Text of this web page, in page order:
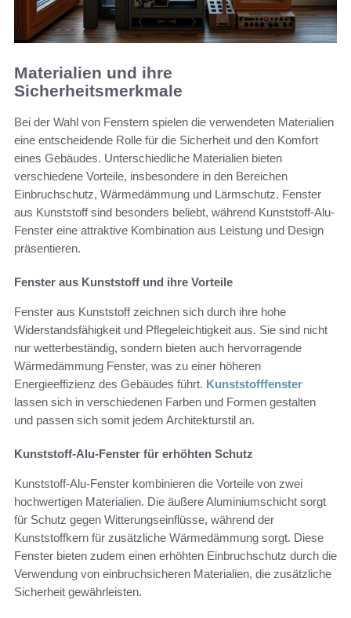
Materialien und ihre
Sicherheitsmerkmale
Bei der Wahl von Fenstern spielen die verwendeten Materialien
eine entscheidende Rolle für die Sicherheit und den Komfort
eines Gebäudes. Unterschiedliche Materialien bieten
verschiedene Vorteile, insbesondere in den Bereichen
Einbruchschutz, Wärmedämmung und Lärmschutz. Fenster
aus Kunststoff sind besonders beliebt, während Kunststoff-Alu-
Fenster eine attraktive Kombination aus Leistung und Design
präsentieren.
Fenster aus Kunststoff und ihre Vorteile
Fenster aus Kunststoff zeichnen sich durch ihre hohe
Widerstandsfähigkeit und Pflegeleichtigkeit aus. Sie sind nicht
nur wetterbeständig, sondern bieten auch hervorragende
Wärmedämmung Fenster, was zu einer höheren
Energieeffizienz des Gebäudes führt. Kunststofffenster
lassen sich in verschiedenen Farben und Formen gestalten
und passen sich somit jedem Architekturstil an.
Kunststoff-Alu-Fenster für erhöhten Schutz
Kunststoff-Alu-Fenster kombinieren die Vorteile von zwei
hochwertigen Materialien. Die äußere Aluminiumschicht sorgt
für Schutz gegen Witterungseinflüsse, während der
Kunststoffkern für zusätzliche Wärmedämmung sorgt. Diese
Fenster bieten zudem einen erhöhten Einbruchschutz durch die
Verwendung von einbruchsicheren Materialien, die zusätzliche
Sicherheit gewährleisten.